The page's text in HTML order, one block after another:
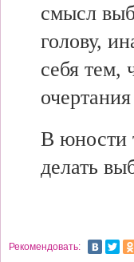
смысл
голову,
себя
В юности
делать
Рекомендовать: